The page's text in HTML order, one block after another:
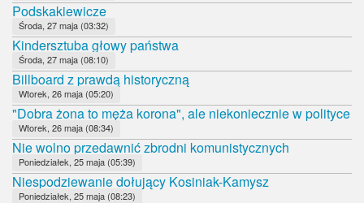
Podskakiewicze
Środa, 27 maja (03:32)
Kindersztuba głowy państwa
Środa, 27 maja (08:10)
Billboard z prawdą historyczną
Wtorek, 26 maja (05:20)
"Dobra żona to męża korona", ale niekoniecznie w polityce
Wtorek, 26 maja (08:34)
Nie wolno przedawnić zbrodni komunistycznych
Poniedziałek, 25 maja (05:39)
Niespodziewanie dołujący Kosiniak-Kamysz
Poniedziałek, 25 maja (08:23)